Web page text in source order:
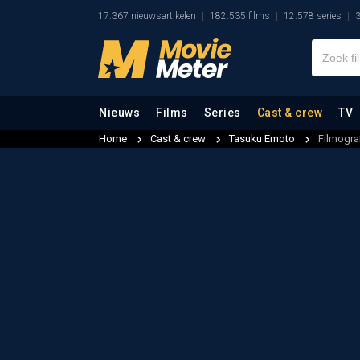
17.367 nieuwsartikelen 182.535 films 12.578 series
Nieuws Films Series Cast & crew TV
Home Cast & crew Tasuku Emoto